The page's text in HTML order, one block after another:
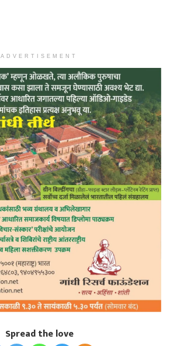
ADVERTISEMENT
Spread the love